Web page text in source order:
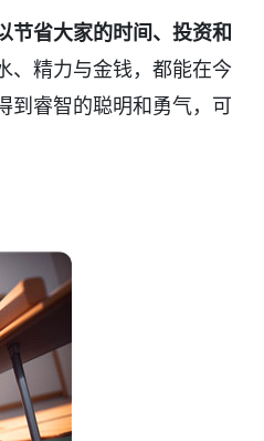
节省大家的时间、投资和
、精力与金钱，都能在今
到睿智的聪明和勇气，可